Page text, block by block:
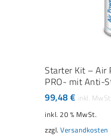
IN
Starter Kit – Air
PRO- mit Anti-
99,48€
inkl. 20 % MwSt.
zzgl. Versandkosten